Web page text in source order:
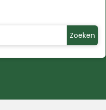
Zoeken